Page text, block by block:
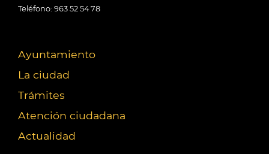
Teléfono: 963 52 54 78
Ayuntamiento
La ciudad
Trámites
Atención ciudadana
Actualidad